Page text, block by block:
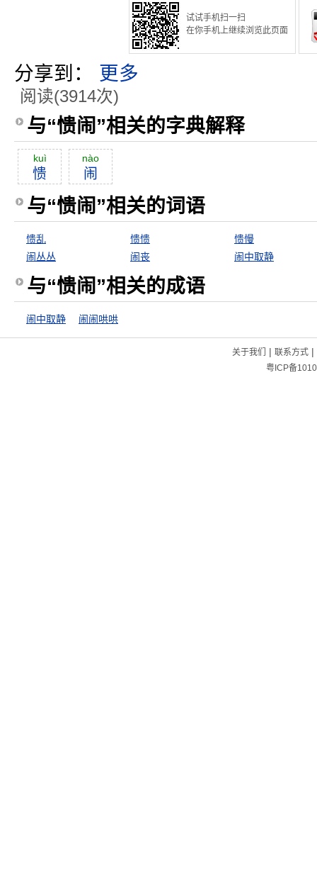
试试手机扫一扫
在你手机上继续浏览此页面
分享到： 更多
阅读(3914次)
与“愦闹”相关的字典解释
kuì
愦
nào
闹
与“愦闹”相关的词语
愦乱 愦愦
愦慢
闹丛丛
闹丧 闹中取静
与“愦闹”相关的成语
闹中取静 闹闹哄哄
关于我们 | 联系方式|
粤ICP备